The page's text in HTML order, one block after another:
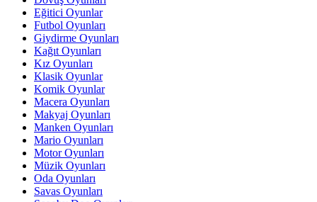
Eğitici Oyunlar
Futbol Oyunları
Giydirme Oyunları
Kağıt Oyunları
Kız Oyunları
Klasik Oyunlar
Komik Oyunlar
Macera Oyunları
Makyaj Oyunları
Manken Oyunları
Mario Oyunları
Motor Oyunları
Müzik Oyunları
Oda Oyunları
Savas Oyunları